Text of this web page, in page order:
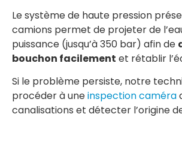
Le système de haute pression
camions permet de projeter de
puissance (jusqu’à 350 bar) afin de
bouchon facilement et rétablir
Si le problème persiste, notre
procéder à uneinspection caméra
canalisations et détecter l’origine